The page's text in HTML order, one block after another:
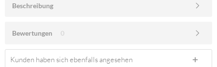
Beschreibung
Bewertungen 0
Kunden haben sich ebenfalls angesehen